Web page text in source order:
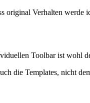
original Verhalten werde
Toolbar ist wohl
die Templates, nicht